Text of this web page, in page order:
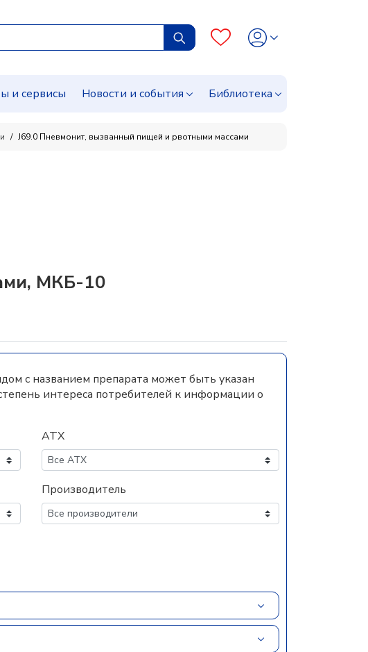
и сервисы Новости и события Библиотека
J69.0 Пневмонит, вызванный пищей и рвотными массами
МКБ-10
с названием препарата может быть указан
интереса потребителей к информации о
АТХ
Производитель